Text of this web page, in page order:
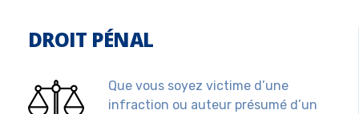
DROIT PÉNAL
Que vous soyez victime d’une
infraction ou auteur présumé d’un